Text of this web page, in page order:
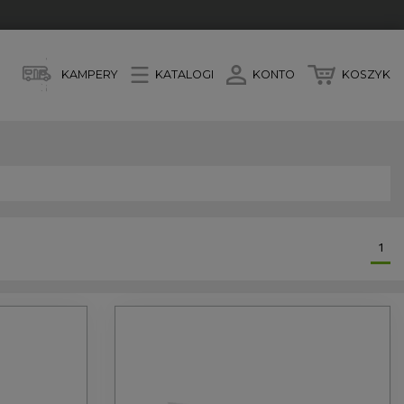
KAMPERY KATALOGI KONTO KOSZYK
1